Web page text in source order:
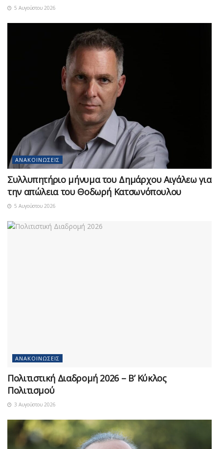
5 Αυγούστου 2026
ΑΝΑΚΟΙΝΏΣΕΙΣ
Συλλυπητήριο μήνυμα του Δημάρχου Αιγάλεω για
την απώλεια του Θοδωρή Κατσωνόπουλου
5 Αυγούστου 2026
ΑΝΑΚΟΙΝΏΣΕΙΣ
Πολιτιστική Διαδρομή 2026 – Β’ Κύκλος
Πολιτισμού
3 Αυγούστου 2026